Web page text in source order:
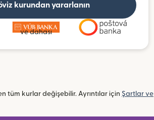
kurundan yararlanın
ve dahası
tüm kurlar değişebilir. Ayrıntılar için Şartlar ve